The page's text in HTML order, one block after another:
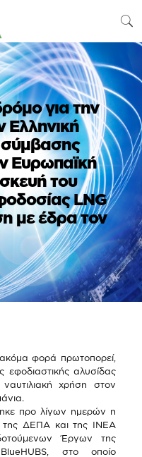
για την
Ελληνική
σύμβασης
Ευρωπαϊκή
του
LNG
με έδρα τον
φορά πρωτοπορεί,
αλυσίδας
χρήση στον
προ λίγων ημερών η
της ΔΕΠΑ και της ΙΝΕΑ
Έργων της
στο οποίο